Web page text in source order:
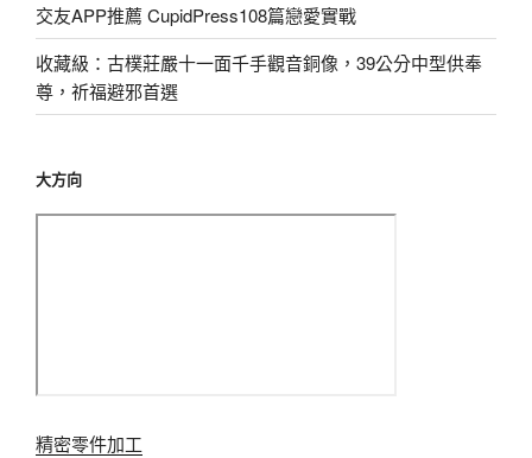
交友APP推薦 CupidPress108篇戀愛實戰
收藏級：古樸莊嚴十一面千手觀音銅像，39公分中型供奉
尊，祈福避邪首選
大方向
精密零件加工